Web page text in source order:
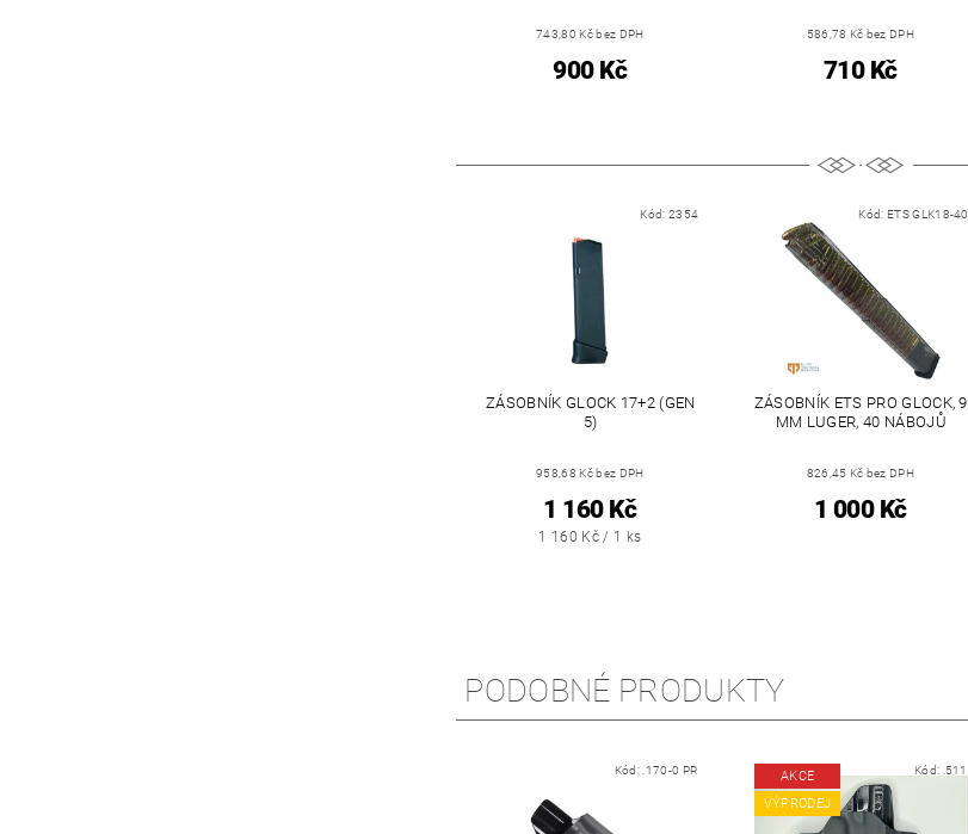
743,80 Kč bez DPH
900 Kč
586,78 Kč bez DPH
710 Kč
Kód:2354
ZÁSOBNÍK GLOCK 17+2 (GEN
5)
958,68 Kč bez DPH
1 160 Kč
1 160 Kč / 1 ks
Kód: ETS GLK18-40
ZÁSOBNÍK ETS PRO GLOCK, 9
MM LUGER, 40 NÁBOJŮ
826,45 Kč bez DPH
1 000 Kč
PODOBNÉ PRODUKTY
Kód:.170-0 PR
AKCE
VÝPRODEJ
Kód: .511